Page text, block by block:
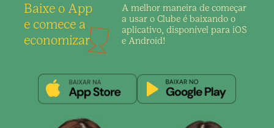
Baixe o App
e comece a
economizar
A melhor maneira de começar
a usar o Clube é baixando o
aplicativo, disponível para iOS
e Android!